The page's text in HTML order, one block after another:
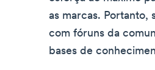
as marcas. Portanto,
com fóruns da
bases de